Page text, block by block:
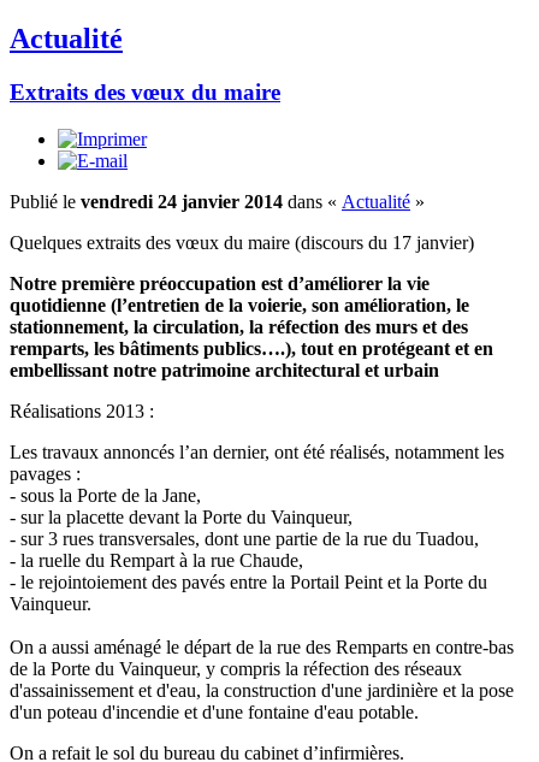
Actualité
Extraits des vœux du maire
Publié le vendredi 24 janvier 2014 dans « Actualité »
Quelques extraits des vœux du maire (discours du 17 janvier)
Notre première préoccupation est d’améliorer la vie
quotidienne (l’entretien de la voierie, son amélioration, le
stationnement, la circulation, la réfection des murs et des
remparts, les bâtiments publics….), tout en protégeant et en
embellissant notre patrimoine architectural et urbain
Réalisations 2013 :
Les travaux annoncés l’an dernier, ont été réalisés, notamment les
pavages :
- sous la Porte de la Jane,
- sur la placette devant la Porte du Vainqueur,
- sur 3 rues transversales, dont une partie de la rue du Tuadou,
- la ruelle du Rempart à la rue Chaude,
- le rejointoiement des pavés entre la Portail Peint et la Porte du
Vainqueur.
On a aussi aménagé le départ de la rue des Remparts en contre-bas
de la Porte du Vainqueur, y compris la réfection des réseaux
d'assainissement et d'eau, la construction d'une jardinière et la pose
d'un poteau d'incendie et d'une fontaine d'eau potable.
On a refait le sol du bureau du cabinet d’infirmières.